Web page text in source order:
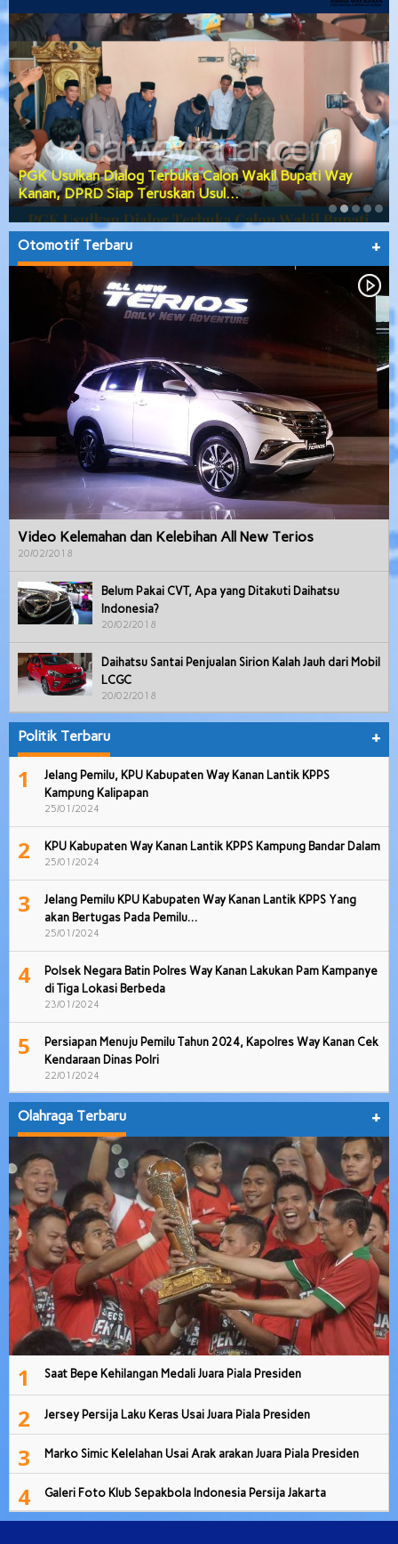
PGK Usulkan Dialog Terbuka Calon Wakil Bupati Way
Kanan, DPRD Siap Teruskan Usul…
Otomotif Terbaru +
Video Kelemahan dan Kelebihan All New Terios
20/02/2018
Belum Pakai CVT, Apa yang Ditakuti Daihatsu
Indonesia?
20/02/2018
Daihatsu Santai Penjualan Sirion Kalah Jauh dari Mobil
LCGC
20/02/2018
Politik Terbaru +
1
Jelang Pemilu, KPU Kabupaten Way Kanan Lantik KPPS
Kampung Kalipapan
25/01/2024
2 KPU Kabupaten Way Kanan Lantik KPPS Kampung Bandar Dalam
25/01/2024
3
Jelang Pemilu KPU Kabupaten Way Kanan Lantik KPPS Yang
akan Bertugas Pada Pemilu…
25/01/2024
4
Polsek Negara Batin Polres Way Kanan Lakukan Pam Kampanye
di Tiga Lokasi Berbeda
23/01/2024
5
Persiapan Menuju Pemilu Tahun 2024, Kapolres Way Kanan Cek
Kendaraan Dinas Polri
22/01/2024
Olahraga Terbaru +
1 Saat Bepe Kehilangan Medali Juara Piala Presiden
2 Jersey Persija Laku Keras Usai Juara Piala Presiden
3 Marko Simic Kelelahan Usai Arak arakan Juara Piala Presiden
4 Galeri Foto Klub Sepakbola Indonesia Persija Jakarta